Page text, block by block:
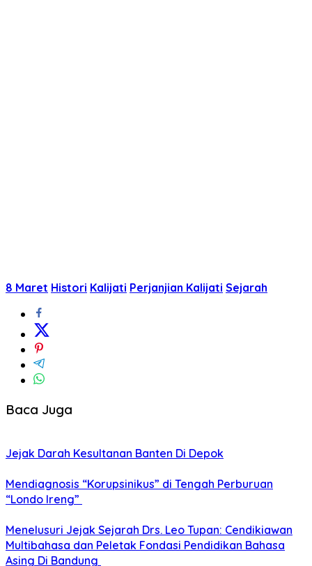
8 Maret Histori Kalijati Perjanjian Kalijati Sejarah
Baca Juga
Jejak Darah Kesultanan Banten Di Depok
Mendiagnosis “Korupsinikus” di Tengah Perburuan
“Londo Ireng” ​
Menelusuri Jejak Sejarah Drs. Leo Tupan: Cendikiawan
Multibahasa dan Peletak Fondasi Pendidikan Bahasa
Asing Di Bandung